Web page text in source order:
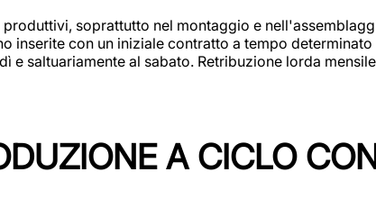
soprattutto nel montaggio e
inserite con un iniziale contratto a tempo
saltuariamente al sabato. Retribuzione lorda
A CICLO